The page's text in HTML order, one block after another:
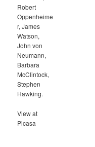
Robert
Oppenheime
r, James
Watson,
John von
Neumann,
Barbara
McClintock,
Stephen
Hawking.
View at
Picasa